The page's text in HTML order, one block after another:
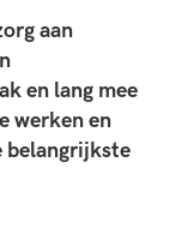
aan
en lang mee
werken en
belangrijkste